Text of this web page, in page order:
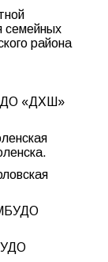
семейных
района
ДО «ДХШ»